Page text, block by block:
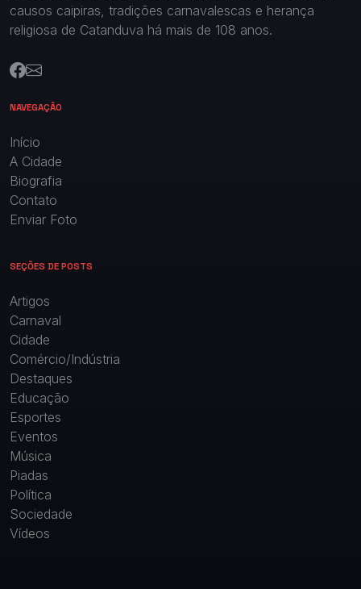
causos caipiras, tradições carnavalescas e herança
religiosa de Catanduva há mais de 108 anos.
NAVEGAÇÃO
Início
A Cidade
Biografia
Contato
Enviar Foto
SEÇÕES DE POSTS
Artigos
Carnaval
Cidade
Comércio/Indústria
Destaques
Educação
Esportes
Eventos
Música
Piadas
Política
Sociedade
Vídeos